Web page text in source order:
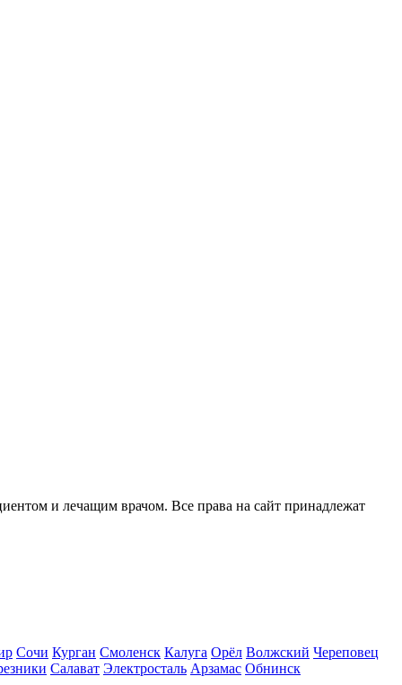
и лечащим врачом. Все права на сайт принадлежат
Сочи Курган Смоленск Калуга Орёл Волжский Череповец
Салават Электросталь Арзамас Обнинск